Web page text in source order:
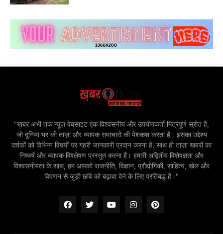
"खबर अभी तक न्यूज़ वेबसाइट एक विश्वसनीय और उपयोगकर्ता मित्रपूर्ण स्रोत है,
जो दुनिया भर की ताज़ा और व्यापक समाचारों की पेशकश करता है। इसका उद्देश्य
दर्शकों को विभिन्न विषयों पर गहरी जानकारी प्रदान करना है, साथ ही ताज़ा खबरों का
निष्कर्ष और व्यापक विश्लेषण प्रस्तुत करना है। हमारी अद्वितीय विशेषज्ञता और
विश्वसनीयता के साथ, हम आपको राजनीति, विज्ञान, प्रौद्योगिकी, साहित्य, खेल और
विपणन से जुड़ी छवि को बढ़ावा देने के लिए प्रतिबद्ध हैं।"